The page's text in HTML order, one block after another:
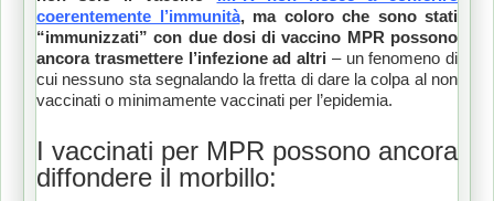
coerentemente l’immunità, ma coloro che sono stati
“immunizzati” con due dosi di vaccino MPR possono
ancora trasmettere l’infezione ad altri – un fenomeno di
cui nessuno sta segnalando la fretta di dare la colpa al non
vaccinati o minimamente vaccinati per l’epidemia.
I vaccinati per MPR possono ancora
diffondere il morbillo: